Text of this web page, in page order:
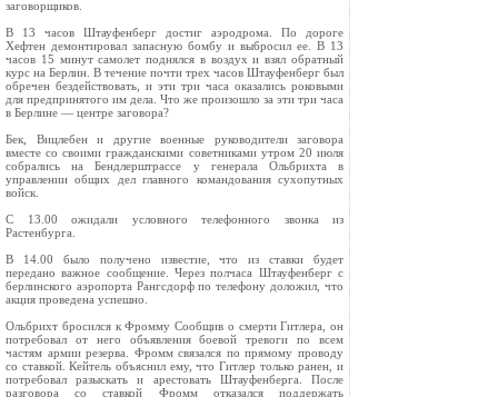
заговорщиков.
В 13 часов Штауфенберг достиг аэродрома. По дороге
Хефтен демонтировал запасную бомбу и выбросил ее. В 13
часов 15 минут самолет поднялся в воздух и взял обратный
курс на Берлин. В течение почти трех часов Штауфенберг был
обречен бездействовать, и эти три часа оказались роковыми
для предпринятого им дела. Что же произошло за эти три часа
в Берлине — центре заговора?
Бек, Вицлебен и другие военные руководители заговора
вместе со своими гражданскими советниками утром 20 июля
собрались на Бендлерштрассе у генерала Ольбрихта в
управлении общих дел главного командования сухопутных
войск.
С 13.00 ожидали условного телефонного звонка из
Растенбурга.
В 14.00 было получено известие, что из ставки будет
передано важное сообщение. Через полчаса Штауфенберг с
берлинского аэропорта Рангсдорф по телефону доложил, что
акция проведена успешно.
Ольбрихт бросился к Фромму Сообщив о смерти Гитлера, он
потребовал от него объявления боевой тревоги по всем
частям армии резерва. Фромм связался по прямому проводу
со ставкой. Кейтель объяснил ему, что Гитлер только ранен, и
потребовал разыскать и арестовать Штауфенберга. После
разговора со ставкой Фромм отказался поддержать